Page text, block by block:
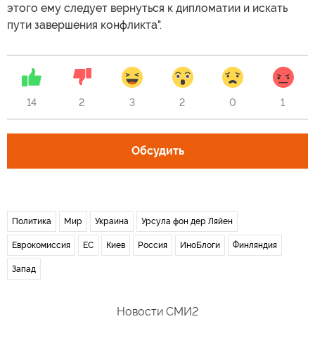
этого ему следует вернуться к дипломатии и искать
пути завершения конфликта".
14 2 3 2 0 1
Обсудить
Политика Мир Украина Урсула фон дер Ляйен
Еврокомиссия ЕС Киев Россия ИноБлоги Финляндия
Запад
Новости СМИ2